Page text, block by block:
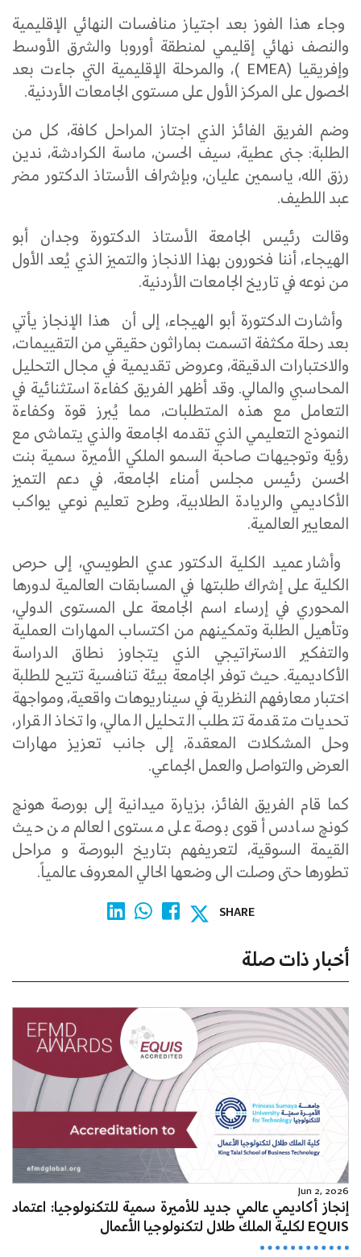
وجاء هذا الفوز بعد اجتياز منافسات النهائي الإقليمية
والنصف نهائي إقليمي لمنطقة أوروبا والشرق الأوسط
وإفريقيا (EMEA )، والمرحلة الإقليمية التي جاءت بعد
الحصول على المركز الأول على مستوى الجامعات الأردنية.
وضم الفريق الفائز الذي اجتاز المراحل كافة، كل من
الطلبة: جنى عطية، سيف الحسن، ماسة الكرادشة، ندين
رزق الله، ياسمين عليان، وبإشراف الأستاذ الدكتور مضر
عبد اللطيف.
وقالت رئيس الجامعة الأستاذ الدكتورة وجدان أبو
الهيجاء، أننا فخورون بهذا الانجاز والتميز الذي يُعد الأول
من نوعه في تاريخ الجامعات الأردنية.
وأشارت الدكتورة أبو الهيجاء، إلى أن هذا الإنجاز يأتي
بعد رحلة مكثفة اتسمت بماراثون حقيقي من التقييمات،
والاختبارات الدقيقة، وعروض تقديمية في مجال التحليل
المحاسبي والمالي. وقد أظهر الفريق كفاءة استثنائية في
التعامل مع هذه المتطلبات، مما يُبرز قوة وكفاءة
النموذج التعليمي الذي تقدمه الجامعة والذي يتماشى مع
رؤية وتوجيهات صاحبة السمو الملكي الأميرة سمية بنت
الحسن رئيس مجلس أمناء الجامعة، في دعم التميز
الأكاديمي والريادة الطلابية، وطرح تعليم نوعي يواكب
المعايير العالمية.
وأشار عميد الكلية الدكتور عدي الطويسي، إلى حرص
الكلية على إشراك طلبتها في المسابقات العالمية لدورها
المحوري في إرساء اسم الجامعة على المستوى الدولي،
وتأهيل الطلبة وتمكينهم من اكتساب المهارات العملية
والتفكير الاستراتيجي الذي يتجاوز نطاق الدراسة
الأكاديمية. حيث توفر الجامعة بيئة تنافسية تتيح للطلبة
اختبار معارفهم النظرية في سيناريوهات واقعية، ومواجهة
تحديات متقدمة تتطلب التحليل المالي، واتخاذ القرار،
وحل المشكلات المعقدة، إلى جانب تعزيز مهارات
العرض والتواصل والعمل الجماعي.
كما قام الفريق الفائز، بزيارة ميدانية إلى بورصة هونچ
كونچ سادس أقوى بوصة على مستوى العالم من حيث
القيمة السوقية، لتعريفهم بتاريخ البورصة و مراحل
تطورها حتى وصلت الى وضعها الحالي المعروف عالمياً.
SHARE
أخبار ذات صلة
Jun 2, 2026
إنجاز أكاديمي عالمي جديد للأميرة سمية للتكنولوجيا: اعتماد
EQUIS لكلية الملك طلال لتكنولوجيا الأعمال